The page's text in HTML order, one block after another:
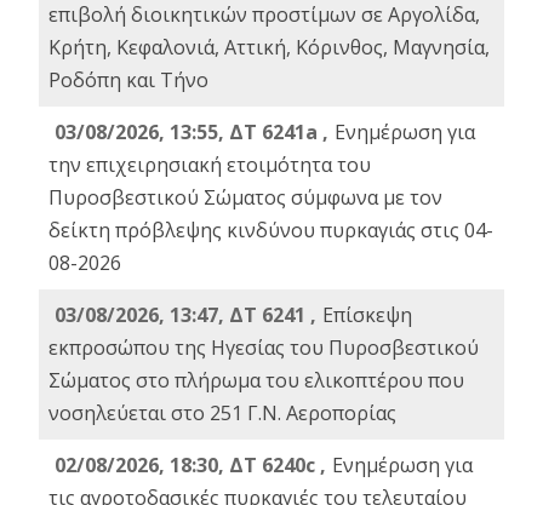
επιβολή διοικητικών προστίμων σε Αργολίδα,
Κρήτη, Κεφαλονιά, Αττική, Κόρινθος, Μαγνησία,
Ροδόπη και Τήνο
03/08/2026, 13:55, ΔΤ 6241a , Ενημέρωση για
την επιχειρησιακή ετοιμότητα του
Πυροσβεστικού Σώματος σύμφωνα με τον
δείκτη πρόβλεψης κινδύνου πυρκαγιάς στις 04-
08-2026
03/08/2026, 13:47, ΔΤ 6241 , Επίσκεψη
εκπροσώπου της Ηγεσίας του Πυροσβεστικού
Σώματος στο πλήρωμα του ελικοπτέρου που
νοσηλεύεται στο 251 Γ.Ν. Αεροπορίας
02/08/2026, 18:30, ΔΤ 6240c , Ενημέρωση για
τις αγροτοδασικές πυρκαγιές του τελευταίου